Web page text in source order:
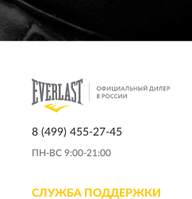
8 (499) 455-27-45
ПН-ВС 9:00-21:00
СЛУЖБА ПОДДЕРЖКИ